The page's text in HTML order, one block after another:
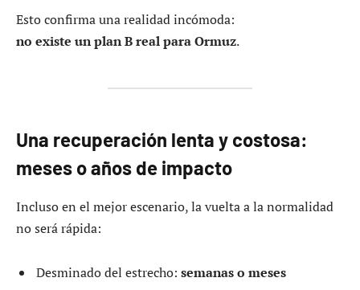
Esto confirma una realidad incómoda:
no existe un plan B real para Ormuz.
Una recuperación lenta y costosa:
meses o años de impacto
Incluso en el mejor escenario, la vuelta a la normalidad
no será rápida:
Desminado del estrecho: semanas o meses